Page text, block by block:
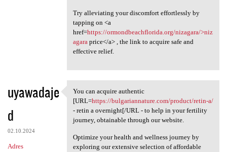
Try alleviating your discomfort effortlessly by
tapping on <a
href=https://ormondbeachflorida.org/nizagara/>niz
agara price</a> , the link to acquire safe and
effective relief.
uyawadaje
d
02.10.2024
Adres
You can acquire authentic
You can acquire authentic
[URL=https://bulgariannature.com/product/retin-a/
- retin a overnight[/URL - to help in your fertility
journey, obtainable through our website.
Optimize your health and wellness journey by
exploring our extensive selection of affordable